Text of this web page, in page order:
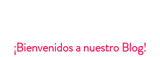
¡Bienvenidos a nuestro Blog!